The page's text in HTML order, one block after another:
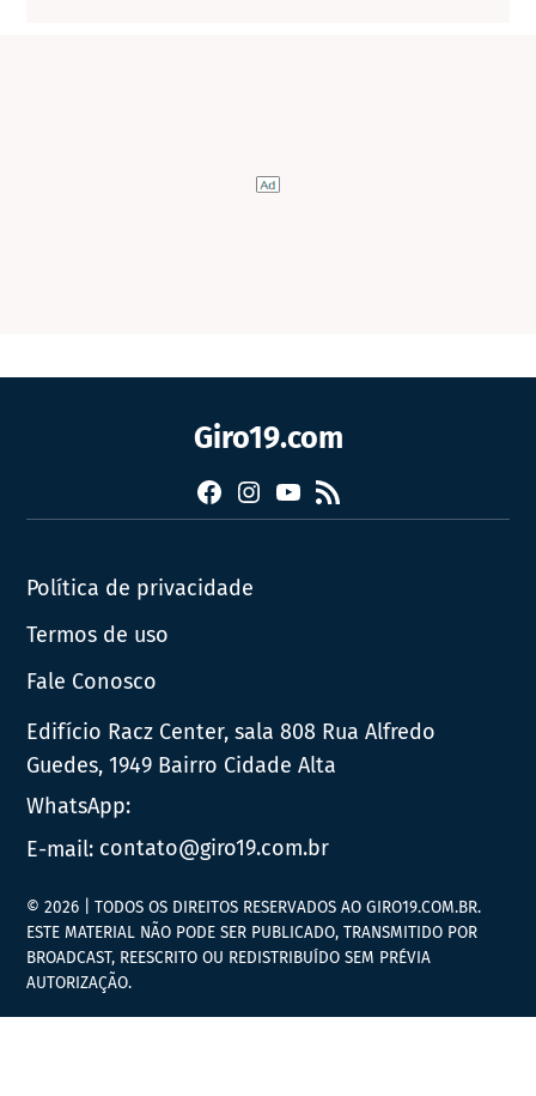
Giro19.com
FacebookInstagram
YouTube
RSS
Política de privacidade
Termos de uso
Fale Conosco
Edifício Racz Center, sala 808 Rua Alfredo
Guedes, 1949 Bairro Cidade Alta
WhatsApp:
E-mail: contato@giro19.com.br
© 2026 | TODOS OS DIREITOS RESERVADOS AO GIRO19.COM.BR.
ESTE MATERIAL NÃO PODE SER PUBLICADO, TRANSMITIDO POR
BROADCAST, REESCRITO OU REDISTRIBUÍDO SEM PRÉVIA
AUTORIZAÇÃO.